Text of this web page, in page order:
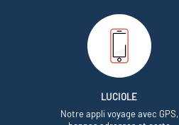
LUCIOLE
Notre appli voyage avec GPS,